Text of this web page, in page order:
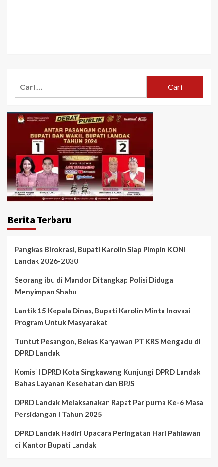
Berita Terbaru
Pangkas Birokrasi, Bupati Karolin Siap Pimpin KONI
Landak 2026-2030
Seorang ibu di Mandor Ditangkap Polisi Diduga
Menyimpan Shabu
Lantik 15 Kepala Dinas, Bupati Karolin Minta Inovasi
Program Untuk Masyarakat
Tuntut Pesangon, Bekas Karyawan PT KRS Mengadu di
DPRD Landak
Komisi I DPRD Kota Singkawang Kunjungi DPRD Landak
Bahas Layanan Kesehatan dan BPJS
DPRD Landak Melaksanakan Rapat Paripurna Ke-6 Masa
Persidangan I Tahun 2025
DPRD Landak Hadiri Upacara Peringatan Hari Pahlawan
di Kantor Bupati Landak